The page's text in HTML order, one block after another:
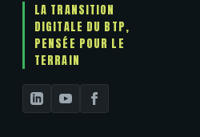
LA TRANSITION
DIGITALE DU BTP,
PENSÉE POUR LE
TERRAIN